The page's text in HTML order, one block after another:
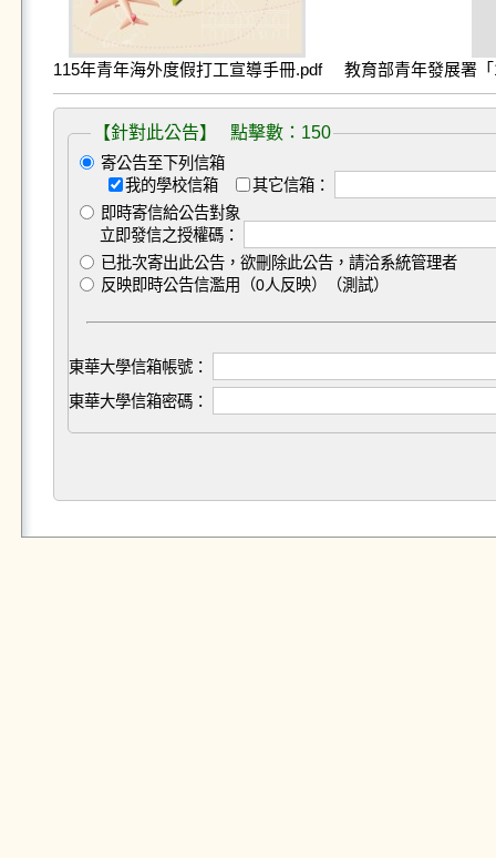
115年青年海外度假打工宣導手冊.pdf 教育部青年發展署
【針對此公告】 點擊數：150
寄公告至下列信箱
我的學校信箱
其它信箱：
即時寄信給公告對象
立即發信之授權碼：
已批次寄出此公告，欲刪除此公告，請洽系統管理者
反映即時公告信濫用（0人反映）（測試）
東華大學信箱帳號：
東華大學信箱密碼：